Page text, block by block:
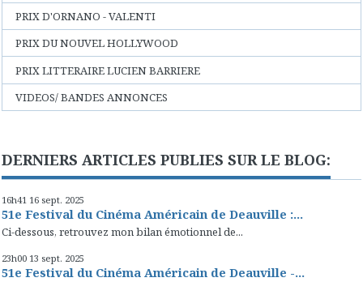
PRIX D'ORNANO - VALENTI
PRIX DU NOUVEL HOLLYWOOD
PRIX LITTERAIRE LUCIEN BARRIERE
VIDEOS/ BANDES ANNONCES
DERNIERS ARTICLES PUBLIES SUR LE BLOG:
16h41 16 sept. 2025
51e Festival du Cinéma Américain de Deauville :...
Ci-dessous, retrouvez mon bilan émotionnel de...
23h00 13 sept. 2025
51e Festival du Cinéma Américain de Deauville -...